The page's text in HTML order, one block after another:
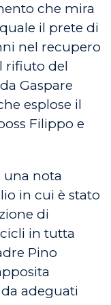
che mira
il prete di
nel recupero
rifiuto del
Gaspare
esplose il
Filippo e
una nota
in cui è stato
di
in tutta
Pino
adeguati